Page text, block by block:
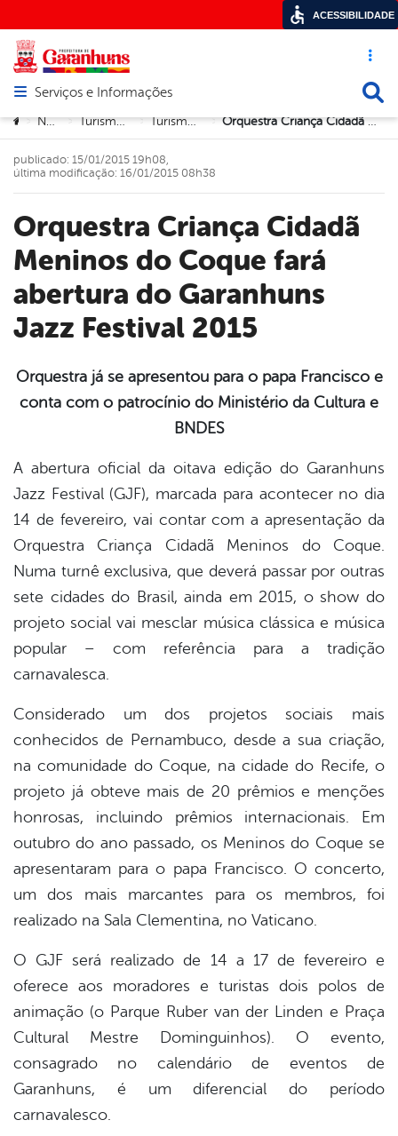
Acesso
Abrir menu principal de navegação
Serviços e Informações
Você está aqui:
> Notícias > Turismo e Cultura > Turismo e Cultura > Orquestra Criança Cidadã Meninos do Coque fará abertura do Garanhuns Jazz Festival 2015
Orquestra Criança Cidadã
Meninos do Coque fará
abertura do Garanhuns
Jazz Festival 2015
publicado: 15/01/2015 19h08,
última modificação: 16/01/2015 08h38
Orquestra já se apresentou para o papa Francisco e
conta com o patrocínio do Ministério da Cultura e
BNDES
A abertura oficial da oitava edição do Garanhuns
Jazz Festival (GJF), marcada para acontecer no dia
14 de fevereiro, vai contar com a apresentação da
Orquestra Criança Cidadã Meninos do Coque.
Numa turnê exclusiva, que deverá passar por outras
sete cidades do Brasil, ainda em 2015, o show do
projeto social vai mesclar música clássica e música
popular – com referência para a tradição
carnavalesca.
Considerado um dos projetos sociais mais
conhecidos de Pernambuco, desde a sua criação,
na comunidade do Coque, na cidade do Recife, o
projeto já obteve mais de 20 prêmios e menções
honrosas, incluindo prêmios internacionais. Em
outubro do ano passado, os Meninos do Coque se
apresentaram para o papa Francisco. O concerto,
um dos mais marcantes para os membros, foi
realizado na Sala Clementina, no Vaticano.
O GJF será realizado de 14 a 17 de fevereiro e
oferece aos moradores e turistas dois polos de
animação (o Parque Ruber van der Linden e Praça
Cultural Mestre Dominguinhos). O evento,
consagrado no calendário de eventos de
Garanhuns, é um diferencial do período
carnavalesco.
ACESSIBILIDADE